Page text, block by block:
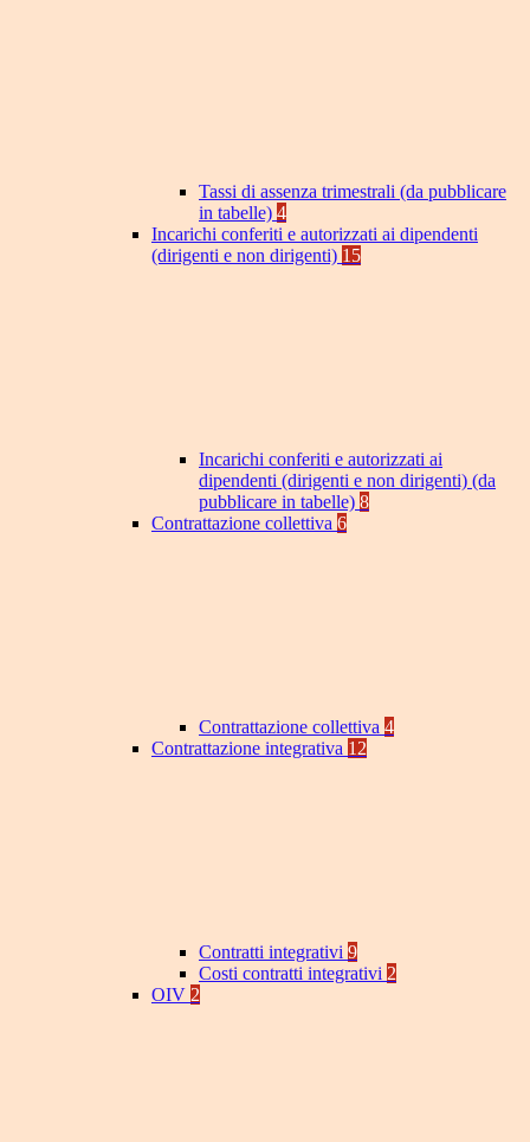
Tassi di assenza trimestrali (da pubblicare
in tabelle) 4
Incarichi conferiti e autorizzati ai dipendenti
(dirigenti e non dirigenti) 15
Incarichi conferiti e autorizzati ai
dipendenti (dirigenti e non dirigenti) (da
pubblicare in tabelle) 8
Contrattazione collettiva 6
Contrattazione collettiva 4
Contrattazione integrativa 12
Contratti integrativi 9
Costi contratti integrativi 2
OIV 2